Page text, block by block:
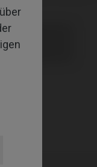
IPD/KA-TA-01
IPD/KA-TA-01
IPD/KA-TA-01
IPD/KA-TA-01